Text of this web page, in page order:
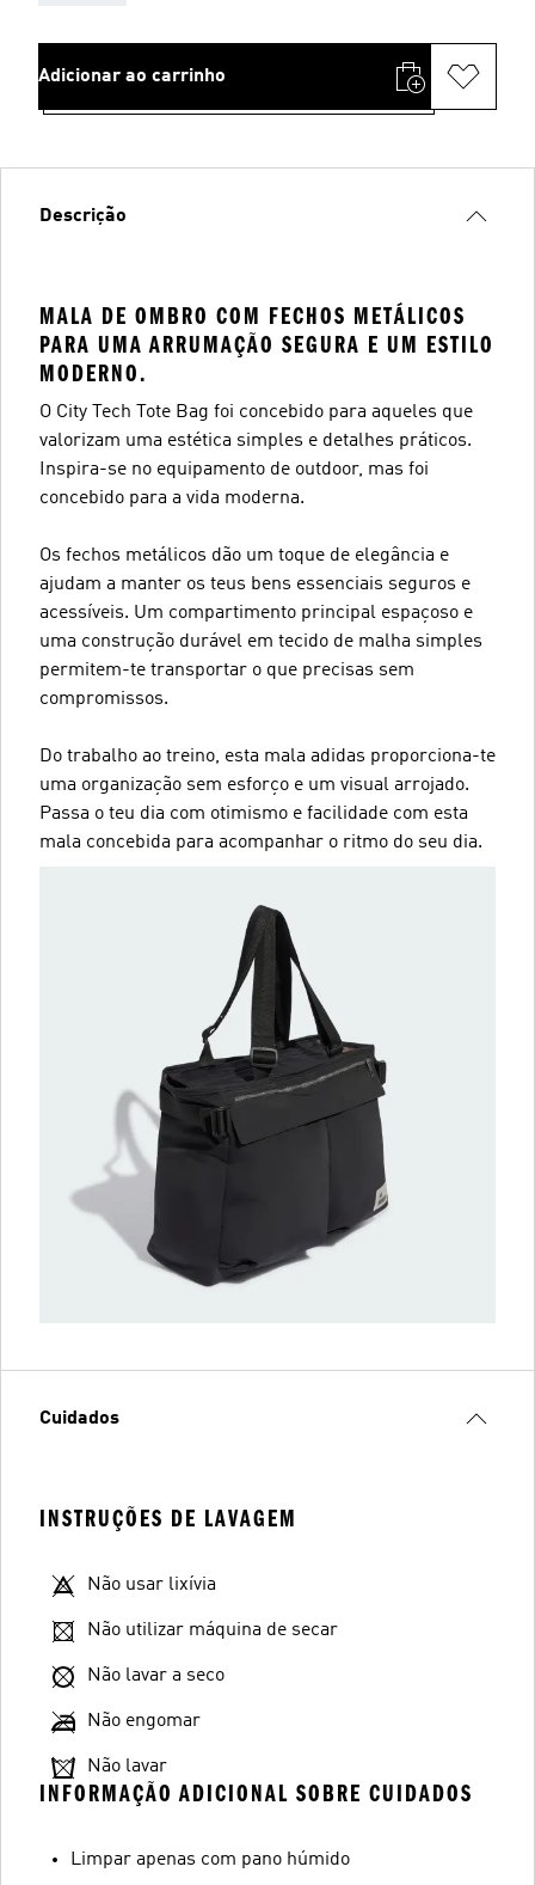
Adicionar ao carrinho
Descrição
MALA DE OMBRO COM FECHOS METÁLICOS
PARA UMA ARRUMAÇÃO SEGURA E UM ESTILO
MODERNO.
O City Tech Tote Bag foi concebido para aqueles que
valorizam uma estética simples e detalhes práticos.
Inspira-se no equipamento de outdoor, mas foi
concebido para a vida moderna.
Os fechos metálicos dão um toque de elegância e
ajudam a manter os teus bens essenciais seguros e
acessíveis. Um compartimento principal espaçoso e
uma construção durável em tecido de malha simples
permitem-te transportar o que precisas sem
compromissos.
Do trabalho ao treino, esta mala adidas proporciona-te
uma organização sem esforço e um visual arrojado.
Passa o teu dia com otimismo e facilidade com esta
mala concebida para acompanhar o ritmo do seu dia.
Cuidados
INSTRUÇÕES DE LAVAGEM
Não usar lixívia
Não utilizar máquina de secar
Não lavar a seco
Não engomar
Não lavar
INFORMAÇÃO ADICIONAL SOBRE CUIDADOS
Limpar apenas com pano húmido